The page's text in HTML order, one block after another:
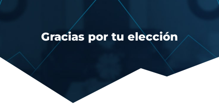
Gracias por tu elección